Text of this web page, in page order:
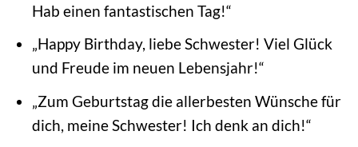
Hab einen fantastischen Tag!“
„Happy Birthday, liebe Schwester! Viel Glück
und Freude im neuen Lebensjahr!“
„Zum Geburtstag die allerbesten Wünsche für
dich, meine Schwester! Ich denk an dich!“